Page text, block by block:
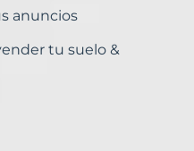
anuncios
tu suelo &